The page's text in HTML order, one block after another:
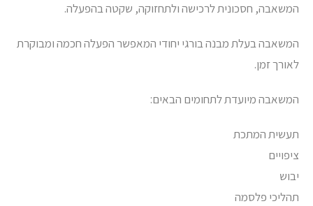
המשאבה, חסכונית לרכישה ולתחזוקה, שקטה בהפעלה.
המשאבה בעלת מבנה בורגי יחודי המאפשר הפעלה חכמה ומבוקרת
לאורך זמן.
המשאבה מיועדת לתחומים הבאים:
תעשית המתכת
ציפויים
יבוש
תהליכי פלסמה